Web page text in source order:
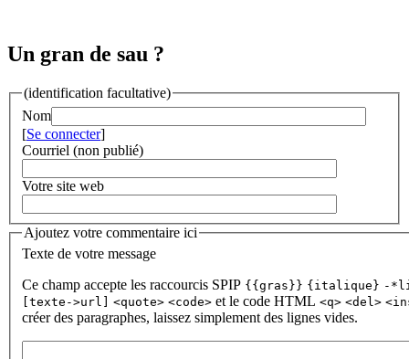
Un gran de sau ?
(identification facultative)
Nom
[Se connecter]
Courriel (non publié)
Votre site web
Ajoutez votre commentaire ici
Texte de votre message
Ce champ accepte les raccourcis SPIP {{gras}} {italique} -
[texte->url]
<quote> <code> et le code HTML <q> <del>
créer des paragraphes, laissez simplement des lignes vides.